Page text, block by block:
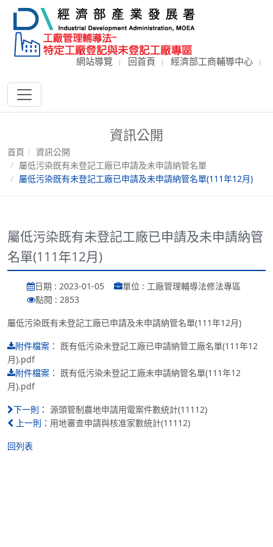
網站導覽 回首頁 經濟部工商輔導中心
資訊公開
首頁
資訊公開
屬低污染既有未登記工廠已申請及未申請納管名單
屬低污染既有未登記工廠已申請及未申請納管名單(111年12月)
屬低污染既有未登記工廠已申請及未申請納管
名單(111年12月)
日期 : 2023-01-05
單位 : 工廠管理輔導法修法專區
點閱 : 2853
屬低污染既有未登記工廠已申請及未申請納管名單(111年12月)
附件檔案 ： 既有低污染未登記工廠已申請納管工廠名單(111年12
月).pdf
附件檔案 ： 既有低污染未登記工廠未申請納管名單(111年12
月).pdf
下一則： 源頭管制農地申請用電案件數統計(11112)
上一則： 用地審查申請與核准家數統計(11112)
回列表